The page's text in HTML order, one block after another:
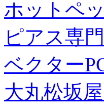
ホットペ
ピアス専
ベクター
大丸松坂